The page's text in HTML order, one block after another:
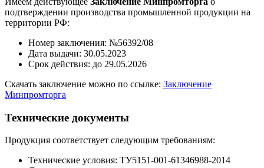
подтверждении производства промышленной продукции на
территории РФ:
Номер заключения: №56392/08
Дата выдачи: 30.05.2023
Срок действия: до 29.05.2026
Скачать заключение можно по ссылке: Заключение
Минпромторга
Технические документы
Продукция соответствует следующим требованиям:
Технические условия: ТУ5151-001-61346988-2014